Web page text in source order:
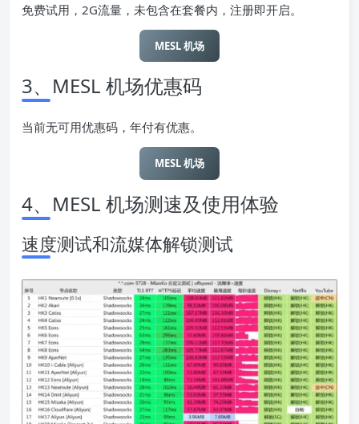
免费试用，2G流量，未包含在套餐内，注册即开启。
MESL 机场
3、MESL 机场优惠码
当前无可用优惠码，年付有优惠。
MESL 机场
4、MESL 机场测速及使用体验
速度测试和流媒体解锁测试